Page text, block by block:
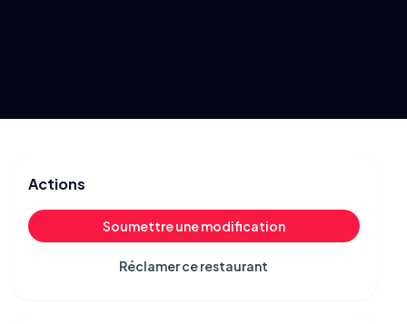
Actions
Soumettre une modification
Réclamer ce restaurant